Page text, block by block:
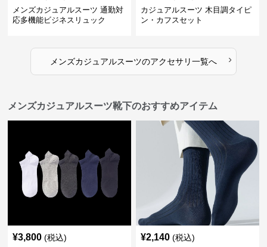
メンズカジュアルスーツ 通勤対
応多機能ビジネスリュック
カジュアルスーツ 木目調タイピ
ン・カフスセット
メンズカジュアルスーツのアクセサリ一覧へ ›
メンズカジュアルスーツ靴下のおすすめアイテム
¥3,800 (税込) ¥2,140 (税込)